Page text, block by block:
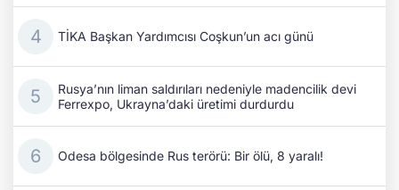
TİKA Başkan Yardımcısı Coşkun’un acı günü
Rusya’nın liman saldırıları nedeniyle madencilik devi
Ferrexpo, Ukrayna’daki üretimi durdurdu
Odesa bölgesinde Rus terörü: Bir ölü, 8 yaralı!